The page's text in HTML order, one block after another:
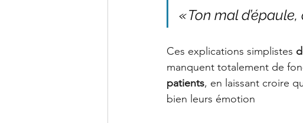
« Ton mal
Ces explications simplistes
manquent totalement de
patients, en laissant croire
bien leurs émotion